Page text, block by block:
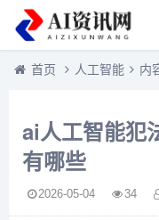
首页 人工智能 内
ai人工智能犯
有哪些
2026-05-04 34